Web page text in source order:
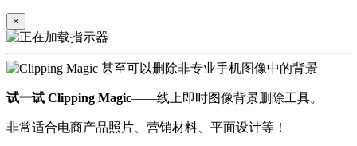
×
试一试 Clipping Magic——线上即时图像背景删除工具。
非常适合电商产品照片、营销材料、平面设计等！